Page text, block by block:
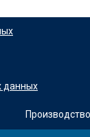
данных
Производство